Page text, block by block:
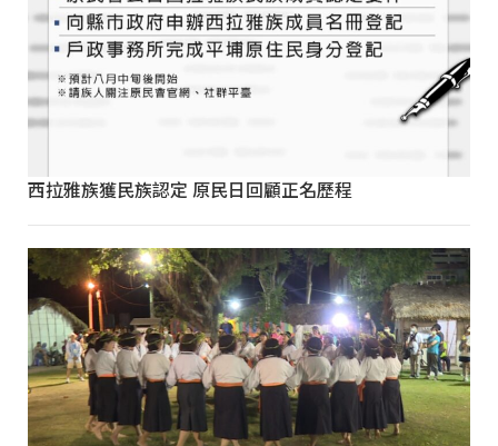
西拉雅族獲民族認定 原民日回顧正名歷程